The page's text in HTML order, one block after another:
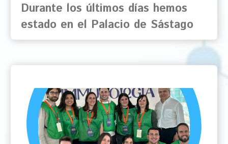
Zaragoza pone en valor el producto…
Durante los últimos días hemos
estado en el Palacio de Sástago
con motivo de la III Feria
gastronomía local y a…